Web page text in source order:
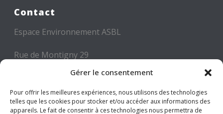
Gérer le consentement
Pour offrir les meilleures expériences, nous utilisons des technologies
telles que les cookies pour stocker et/ou accéder aux informations des
appareils. Le fait de consentir à ces technologies nous permettra de
Contact
Espace Environnement ASBL
Rue de Montigny 29
6000 CHARLEROI
Tél: +32 71 300 300
Mail: info@espace-environnement.be